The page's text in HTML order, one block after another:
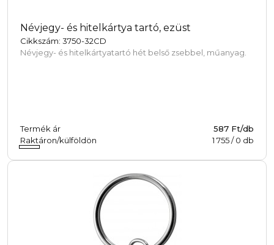
Névjegy- és hitelkártya tartó, ezüst
Cikkszám: 3750-32CD
Névjegy- és hitelkártyatartó hét belső zsebbel, műanyag.
Termék ár
587 Ft/db
Raktáron/külföldön
1 755/0 db